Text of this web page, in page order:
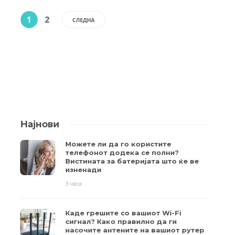
1 2 СЛЕДНА
Најнови
Можете ли да го користите
телефонот додека се полни?
Вистината за батеријата што ќе ве
изненади
3 часа
Каде грешите со вашиот Wi-Fi
сигнал? Како правилно да ги
насочите антените на вашиот рутер